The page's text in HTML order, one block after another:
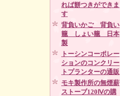
れば餅つきができま
す
背負いかご 背負い
籠 しょい籠 日本
製
トーシンコーポレー
ションのコンクリー
トプランターの通販
モキ製作所の無煙薪
ストーブ120Ⅳの購